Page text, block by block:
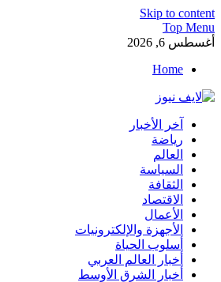
Skip to content
Top Menu
أغسطس 6, 2026
Home
لايف نيوز
آخر الأخبار العاجلة لحظة بلحظة من العالم
آخر الأخبار
رياضة
العالم
السياسة
الثقافة
الاقتصاد
الأعمال
الأجهزة والإلكترونيات
أسلوب الحياة
أخبار العالم العربي
أخبار الشرق الأوسط